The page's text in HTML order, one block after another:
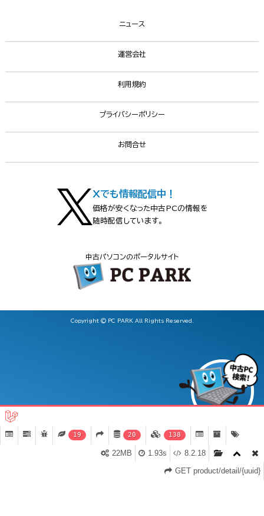
ニュース
運営会社
利用規約
プライバシーポリシー
お問合せ
Xでも情報配信中！
価格が安くなった中古PCの情報を
随時配信しています。
中古パソコンのポータルサイト
Copyright © PC PARK All Rights Reserved.
19 20 138
8.2.18
1.93s
22MB
GET product/detail/{uuid}